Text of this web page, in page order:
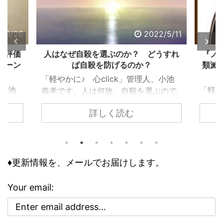
9/26
評価
ーン
池
生き
あ
う評
気分
な自
今回
2022/5/11
人はなぜ自殺を選ぶのか？ どうすれ
ば自殺を防げるのか？
「軽やかに♪ 心click」管理人、小池
義孝です。人は何故、自殺を選ぶので
しょうか？ 自殺するまで追い込まれ
ない為には、どうすれば良いのでしょ
が、共通するのは精神トーンの問題で
に取り組む前に、基本の大枠として知
クが高まる３つの精神状態 人は、ど
ういう時に自殺に至るのか？ その精
神状態を詳しく知っておくのは、周囲
詳しく読む
『ノ
類滅
「軽
義孝
て、
亡シ
♦更新情報を、メールでお届けします。
Your email: